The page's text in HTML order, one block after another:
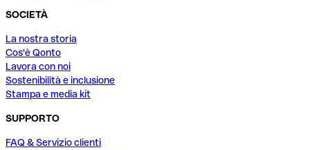
SOCIETÀ
La nostra storia
Cos'è Qonto
Lavora con noi
Sostenibilità e inclusione
Stampa e media kit
SUPPORTO
FAQ & Servizio clienti